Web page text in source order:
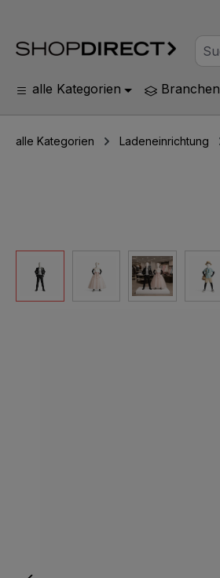
alle Kategorien Branchen
alle Kategorien Ladeneinrichtung
Bildergalerie überspringen